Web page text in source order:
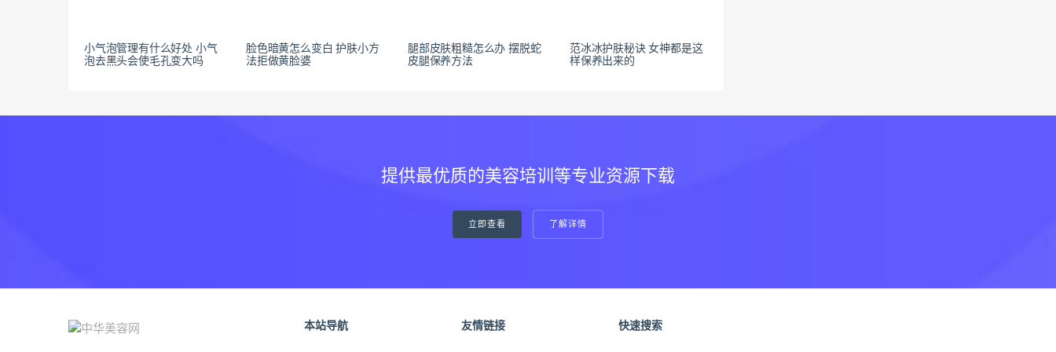
小气泡管理有什么好处 小气
泡去黑头会使毛孔变大吗
脸色暗黄怎么变白 护肤小方
法拒做黄脸婆
腿部皮肤粗糙怎么办 摆脱蛇
皮腿保养方法
范冰冰护肤秘诀 女神都是这
样保养出来的
提供最优质的美容培训等专业资源下载
立即查看 了解详情
本站导航 友情链接 快速搜索